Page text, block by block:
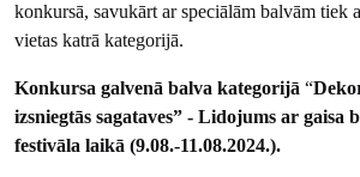
konkursā, savukārt ar speciālām balvām tiek
vietas katrā kategorijā.
Konkursa galvenā balva kategorijā“
izsniegtās sagataves” - Lidojums ar gaisa
festivāla laikā (9.08.-11.08.2024.).